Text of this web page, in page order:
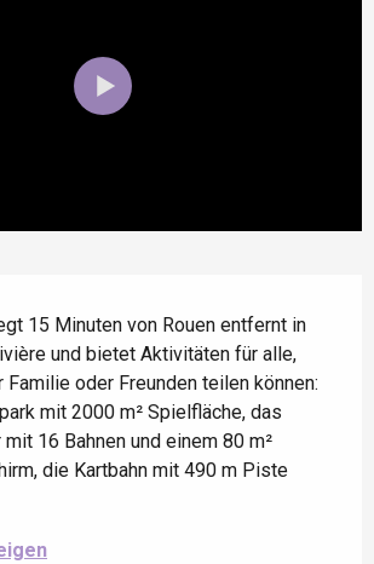
15 Minuten von Rouen entfernt in
und bietet Aktivitäten für alle,
oder Freunden teilen können:
mit 2000 m² Spielfläche, das
16 Bahnen und einem 80 m²
die Kartbahn mit 490 m Piste